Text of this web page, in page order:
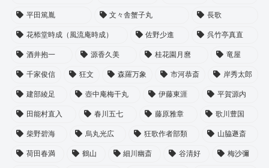
平田篤胤 文々舎蟹子丸 長歌
花㮇堂時成（風流庵時成） 佐野少進 呉竹亭真直
酒井抱一 源香久美 桂花園月麿 竜屋
千家俊信 狂文 森羅万象 市河恭斎 岸秀太郎
建部綾足 壺中庵梅干丸 伊藤東涯 平賀源内
田能村直入 春川五七 藤原雅章 歌川豊国
柴野碧海 烏丸光広 狂歌作者部類 山脇遯斎
荷田春満 鶴山 細川幽斎 谷清好 梅沙彌